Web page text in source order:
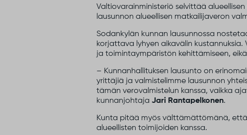
Valtiovarainministeriö selvittää
lausunnon alueellisen matkailijaveron
Sodankylän kunnan lausunnossa
korjattava lyhyen aikavälin
ja toimintaympäristön kehittämiseen,
– Kunnanhallituksen lausunto on
yrittäjiä ja valmistelimme lausunnon
tämän verovalmistelun kanssa, vaikka
kunnanjohtajaJari Rantapelkonen.
Kunta pitää myös välttämättömänä,
alueellisten toimijoiden kanssa.